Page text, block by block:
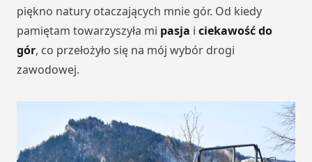
piękno natury otaczających mnie gór. Od kiedy
pamiętam towarzyszyła mi pasja i ciekawość do
gór, co przełożyło się na mój wybór drogi
zawodowej.